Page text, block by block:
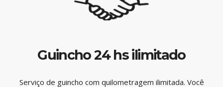
Guincho 24 hs ilimitado
Serviço de guincho com quilometragem ilimitada. Você